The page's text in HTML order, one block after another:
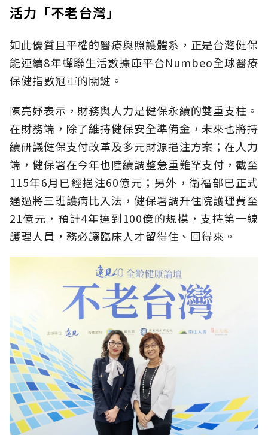
活力「不老台灣」
如此優質且平權的醫療與照護體系，正是台灣健保
能連續8年蟬聯生活數據庫平台Numbeo全球醫療
保健指數冠軍的關鍵。
陳亮妤表示，財務與人力是健保永續的雙重支柱。
在財務端，除了維持健保安全準備金，未來也將持
續研議健保支付改革及多元財源挹注方案；在人力
端，健保署在今年也陸續調整急重難罕支付，截至
115年6月已經挹注60億元；另外，衛福部已正式
通過將三班護病比入法，健保署調升住院護理費至
21億元，預計4年達到100億的規模，支持第一線
護理人員，務必讓臨床人才留得住、回得來。